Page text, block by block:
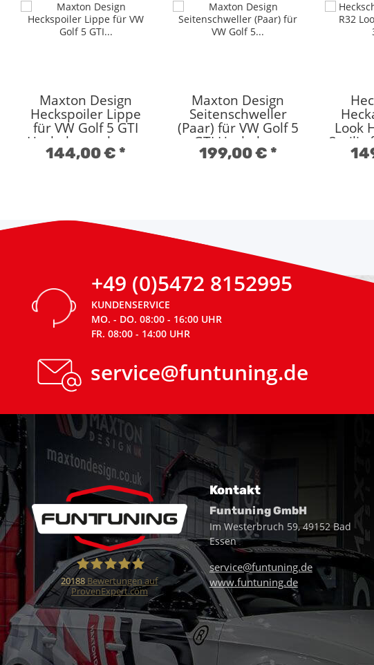
Maxton Design
Heckspoiler Lippe
für VW Golf 5 GTI
Hochglanz schwarz
144,00 €*
Maxton Design
Seitenschweller
(Paar) für VW Golf 5
GTI Hochglanz
schwarz
199,00 €*
Look
3teilig
ABS
+49 (0)5472 8152995
KUNDENSERVICE
MO. - DO. 08:00 - 16:00 UHR
FR. 08:00 - 14:00 UHR
service@funtuning.de
Funtuning GmbH
20188 Bewertungen auf
ProvenExpert.com
Kontakt
Funtuning GmbH
Im Westerbruch 59, 49152 Bad
Essen
service@funtuning.de
www.funtuning.de